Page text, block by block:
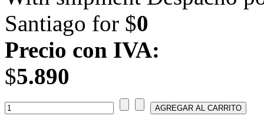
Santiago for $0
Precio con IVA:
$5.890